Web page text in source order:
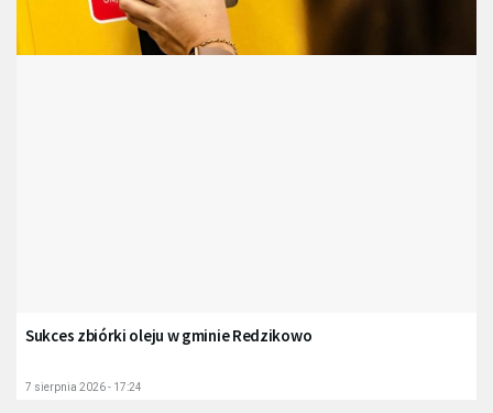
Sukces zbiórki oleju w gminie Redzikowo
7 sierpnia 2026 - 17:24